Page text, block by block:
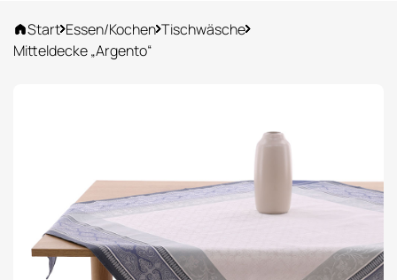
Start Essen/Kochen Tischwäsche
Mitteldecke „Argento“